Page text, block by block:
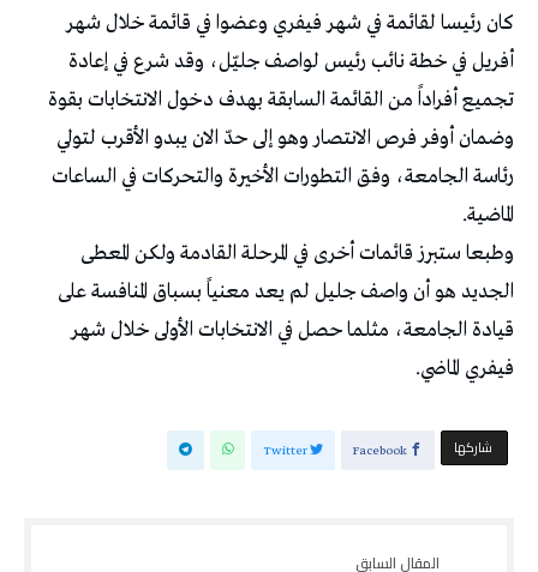
كان رئيسا لقائمة في شهر فيفري وعضوا في قائمة خلال شهر
أفريل في خطة نائب رئيس لواصف جليّل، وقد شرع في إعادة
تجميع أفراداً من القائمة السابقة بهدف دخول الانتخابات بقوة
وضمان أوفر فرص الانتصار وهو إلى حدّ الان يبدو الأقرب لتولي
رئاسة الجامعة، وفق التطورات الأخيرة والتحركات في الساعات
الماضية.
وطبعا ستبرز قائمات أخرى في المرحلة القادمة ولكن المعطى
الجديد هو أن واصف جليل لم يعد معنياً بسباق المنافسة على
قيادة الجامعة، مثلما حصل في الانتخابات الأولى خلال شهر
فيفري الماضي.
‫‫ شاركها‬ Facebook
Twitter